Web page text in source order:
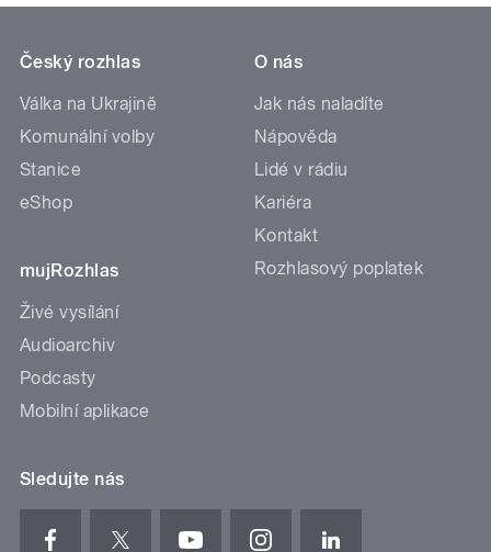
Český rozhlas
Válka na Ukrajině
Komunální volby
Stanice
eShop
mujRozhlas
Živé vysílání
Audioarchiv
Podcasty
Mobilní aplikace
O nás
Jak nás naladíte
Nápověda
Lidé v rádiu
Kariéra
Kontakt
Rozhlasový poplatek
Sledujte nás